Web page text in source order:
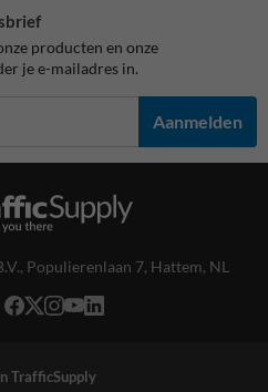
producten en onze
je e-mailadres in.
Aanmelden
Populierenlaan 7, Hattem, NL
TrafficSupply